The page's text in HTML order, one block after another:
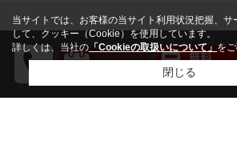
当サイトでは、お客様の当サイト利用状況把握、サ
して、クッキー（Cookie）を使用しています。
詳しくは、当社の 「Cookieの取扱いについて」 を
閉じる